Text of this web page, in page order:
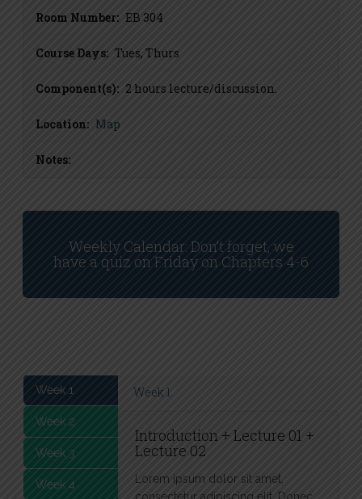
Room Number: EB 304
Course Days: Tues, Thurs
Component(s): 2 hours lecture/discussion.
Location: Map
Notes:
Weekly Calendar: Don’t forget, we
have a quiz on Friday on Chapters 4-6
Week 1
Week 2
Week 3
Week 4
Week 1
Introduction + Lecture 01 +
Lecture 02
Lorem ipsum dolor sit amet,